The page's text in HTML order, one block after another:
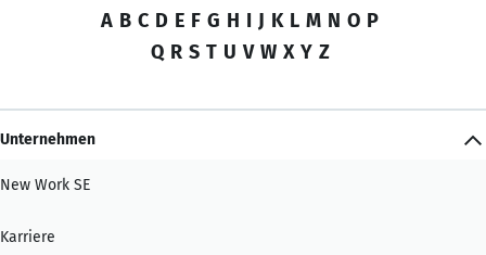
A B C D E F G H I J K L M N O P
Q R S T U V W X Y Z
Unternehmen
New Work SE
Karriere